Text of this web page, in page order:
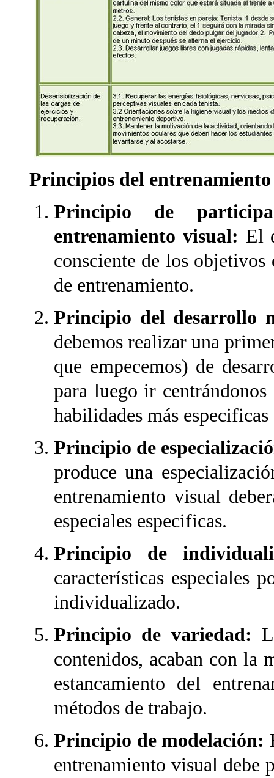
Principios del
Principio de
entrenamiento visual: El
consciente de los objetivos
de entrenamiento.
Principio del desarrollo
debemos realizar una
que empecemos) de
para luego ir centrándonos
habilidades más
Principio de
produce una
entrenamiento visual
especiales especificas.
Principio de
características especiales
individualizado.
Principio de variedad:
contenidos, acaban con la
estancamiento del
métodos de trabajo.
Principio de modelación:
entrenamiento visual debe